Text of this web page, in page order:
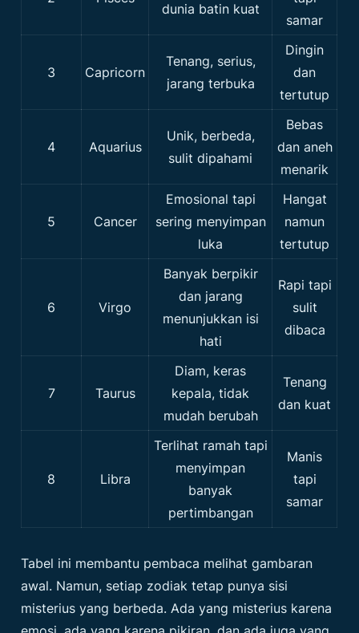
dunia batin kuat
samar
3 Capricorn
Tenang, serius,
jarang terbuka
Dingin
dan
tertutup
4 Aquarius
Unik, berbeda,
sulit dipahami
Bebas
dan aneh
menarik
5 Cancer
Emosional tapi
sering menyimpan
luka
Hangat
namun
tertutup
6 Virgo
Banyak berpikir
dan jarang
menunjukkan isi
hati
Rapi tapi
sulit
dibaca
7 Taurus
Diam, keras
kepala, tidak
mudah berubah
Tenang
dan kuat
8 Libra
Terlihat ramah tapi
menyimpan
banyak
pertimbangan
Manis
tapi
samar
Tabel ini membantu pembaca melihat gambaran
awal. Namun, setiap zodiak tetap punya sisi
misterius yang berbeda. Ada yang misterius karena